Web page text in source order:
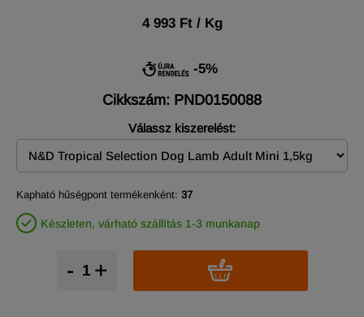
4 993 Ft / Kg
-5%
Cikkszám: PND0150088
Válassz kiszerelést:
Kapható hűségpont termékenként: 37
Készleten, várható szállítás 1-3 munkanap
+
-